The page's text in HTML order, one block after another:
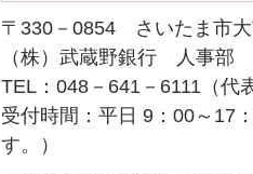
〒330－0854 さいたま市
（株）武蔵野銀行 人事部
TEL：048－641－6111（代
受付時間：平日 9：00～17
す。）